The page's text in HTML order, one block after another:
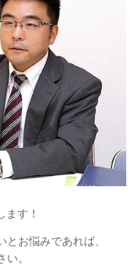
ます！​
お悩みであれば、
。